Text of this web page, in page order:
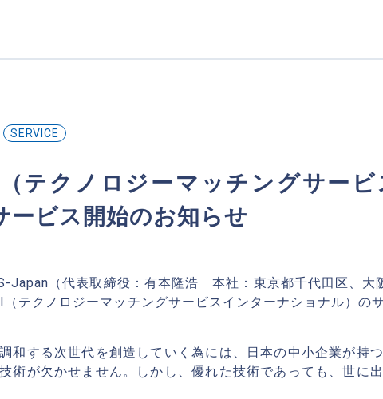
SERVICE
テクノロジーマッチングサー
ービス開始のお知らせ
Japan（代表取締役：有本隆浩 本社：東京都千代田区、大
（テクノロジーマッチングサービスインターナショナル）の
和する次世代を創造していく為には、日本の中小企業が持
術が欠かせません。しかし、優れた技術であっても、世に